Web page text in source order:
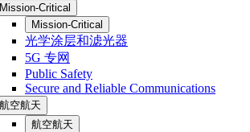
Mission-Critical
Mission-Critical
光学涂层和滤光器
5G 专网
Public Safety
Secure and Reliable Communications
航空航天
航空航天